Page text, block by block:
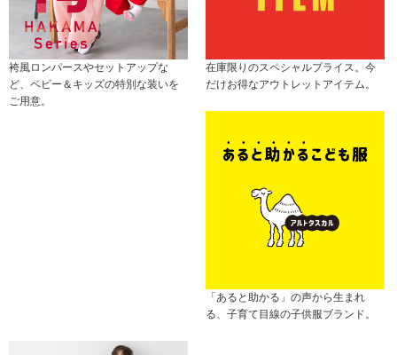
袴風ロンパースやセットアップな
ど、ベビー＆キッズの特別な装いを
ご用意。
在庫限りのスペシャルプライス。今
だけお得なアウトレットアイテム。
「あると助かる」の声から生まれ
る、子育て目線の子供服ブランド。